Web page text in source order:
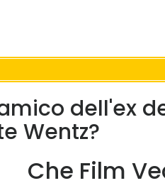
dell'ex
Wentz?
Che Film